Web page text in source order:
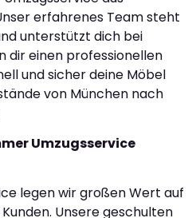
erfahrenes Team steht
unterstützt dich bei
dir einen professionellen
und sicher deine Möbel
von München nach
Umzugsservice
legen wir großen Wert auf
Unsere geschulten